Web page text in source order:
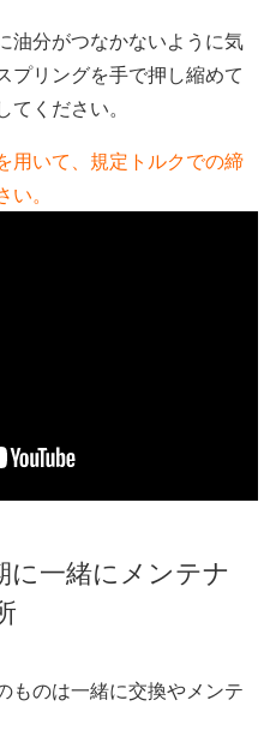
油分がつなかないように気
プリングを手で押し縮めて
てください。
用いて、規定トルクでの締
い。
に一緒にメンテナ
ものは一緒に交換やメンテ